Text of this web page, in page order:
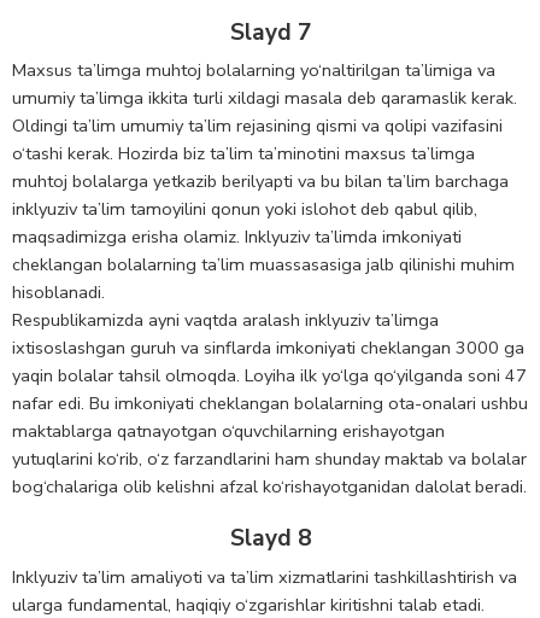
Slayd 7
Maxsus ta’limga muhtoj bolalarning yo‘naltirilgan ta’limiga va
umumiy ta’limga ikkita turli xildagi masala deb qaramaslik kerak.
Oldingi ta’lim umumiy ta’lim rejasining qismi va qolipi vazifasini
o‘tashi kerak. Hozirda biz ta’lim ta’minotini maxsus ta’limga
muhtoj bolalarga yetkazib berilyapti va bu bilan ta’lim barchaga
inklyuziv ta’lim tamoyilini qonun yoki islohot deb qabul qilib,
maqsadimizga erisha olamiz. Inklyuziv ta’limda imkoniyati
cheklangan bolalarning ta’lim muassasasiga jalb qilinishi muhim
hisoblanadi.
Respublikamizda ayni vaqtda aralash inklyuziv ta’limga
ixtisoslashgan guruh va sinflarda imkoniyati cheklangan 3000 ga
yaqin bolalar tahsil olmoqda. Loyiha ilk yo‘lga qo‘yilganda soni 47
nafar edi. Bu imkoniyati cheklangan bolalarning ota-onalari ushbu
maktablarga qatnayotgan o‘quvchilarning erishayotgan
yutuqlarini ko‘rib, o‘z farzandlarini ham shunday maktab va bolalar
bog‘chalariga olib kelishni afzal ko‘rishayotganidan dalolat beradi.
Slayd 8
Inklyuziv ta’lim amaliyoti va ta’lim xizmatlarini tashkillashtirish va
ularga fundamental, haqiqiy o‘zgarishlar kiritishni talab etadi.